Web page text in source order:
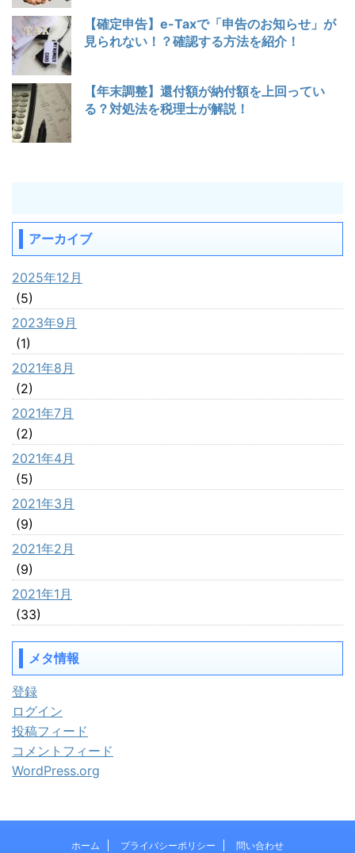
【確定申告】e-Taxで「申告のお知らせ」が
見られない！？確認する方法を紹介！
【年末調整】還付額が納付額を上回ってい
る？対処法を税理士が解説！
アーカイブ
2025年12月
(5)
2023年9月
(1)
2021年8月
(2)
2021年7月
(2)
2021年4月
(5)
2021年3月
(9)
2021年2月
(9)
2021年1月
(33)
メタ情報
登録
ログイン
投稿フィード
コメントフィード
WordPress.org
ホーム プライバシーポリシー 問い合わせ